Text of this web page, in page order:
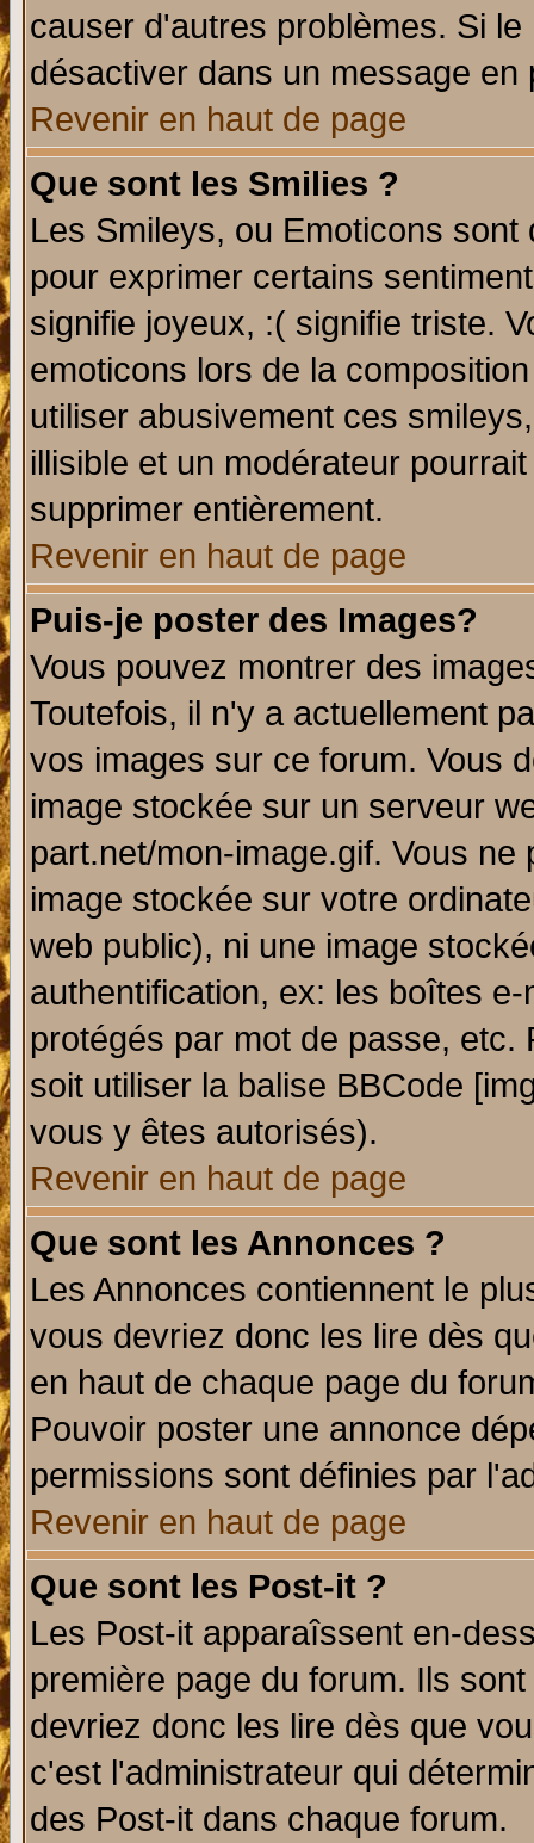
causer d'autres problèmes. Si
désactiver dans un message
Revenir en haut de page
Que sont les Smilies ?
Les Smileys, ou Emoticons
pour exprimer certains
signifie joyeux, :( signifie triste.
emoticons lors de la
utiliser abusivement ces
illisible et un modérateur
supprimer entièrement.
Revenir en haut de page
Puis-je poster des Images?
Vous pouvez montrer des
Toutefois, il n'y a actuellement
vos images sur ce forum. Vous
image stockée sur un serveur
part.net/mon-image.gif. Vous
image stockée sur votre
web public), ni une image
authentification, ex: les boîtes
protégés par mot de passe,
soit utiliser la balise BBCode
vous y êtes autorisés).
Revenir en haut de page
Que sont les Annonces ?
Les Annonces contiennent le
vous devriez donc les lire dès
en haut de chaque page du
Pouvoir poster une annonce
permissions sont définies par
Revenir en haut de page
Que sont les Post-it ?
Les Post-it apparaîssent en-
première page du forum. Ils
devriez donc les lire dès que
c'est l'administrateur qui
des Post-it dans chaque forum.